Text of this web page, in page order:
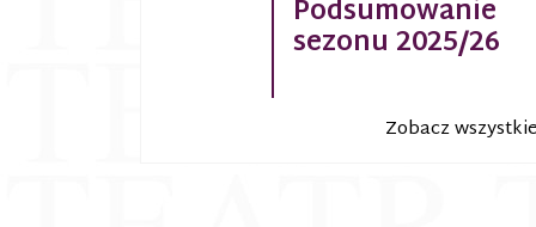
Podsumowanie
sezonu 2025/26
Zobacz